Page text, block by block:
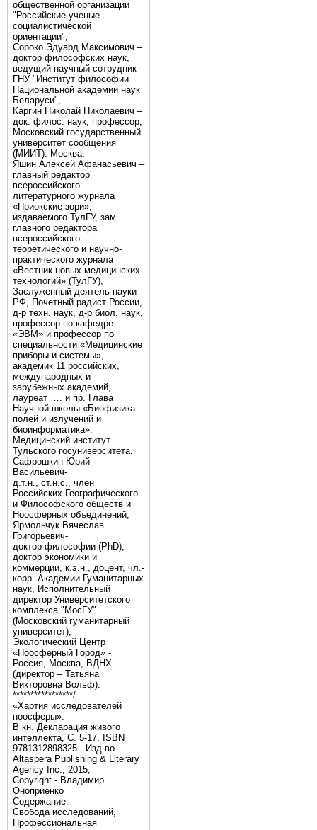
общественной организации
"Российские ученые
социалистической
ориентации",
Сороко Эдуард Максимович –
доктор философских наук,
ведущий научный сотрудник
ГНУ "Институт философии
Национальной академии наук
Беларуси",
Каргин Николай Николаевич –
док. филос. наук, профессор,
Московский государственный
университет сообщения
(МИИТ). Москва,
Яшин Алексей Афанасьевич –
главный редактор
всероссийского
литературного журнала
«Приокские зори»,
издаваемого ТулГУ, зам.
главного редактора
всероссийского
теоретического и научно-
практического журнала
«Вестник новых медицинских
технологий» (ТулГУ),
Заслуженный деятель науки
РФ, Почетный радист России,
д-р техн. наук, д-р биол. наук,
профессор по кафедре
«ЭВМ» и профессор по
специальности «Медицинские
приборы и системы»,
академик 11 российских,
международных и
зарубежных академий,
лауреат …. и пр. Глава
Научной школы «Биофизика
полей и излучений и
биоинформатика».
Медицинский институт
Тульского госуниверситета,
Сафрошкин Юрий
Васильевич-
д.т.н., ст.н.с., член
Российских Географического
и Философского обществ и
Ноосферных объединений,
Ярмольчук Вячеслав
Григорьевич-
доктор философии (PhD),
доктор экономики и
коммерции, к.э.н., доцент, чл.-
корр. Академии Гуманитарных
наук, Исполнительный
директор Университетского
комплекса "МосГУ"
(Московский гуманитарный
университет),
Экологический Центр
«Ноосферный Город» -
Россия, Москва, ВДНХ
(директор – Татьяна
Викторовна Вольф).
*****************/
«Хартия исследователей
ноосферы».
В кн. Декларация живого
интеллекта, С. 5-17, ISBN
9781312898325 - Изд-во
Altaspera Publishing & Literary
Agency Inc., 2015,
Copyright - Владимир
Оноприенко
Содержание:
Свобода исследований,
Профессиональная